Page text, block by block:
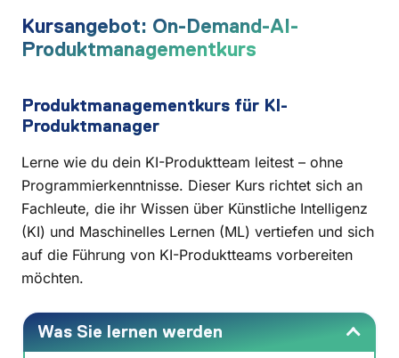
Kursangebot: On-Demand-AI-
Produktmanagementkurs
Produktmanagementkurs für KI-
Produktmanager
Lerne wie du dein KI-Produktteam leitest – ohne
Programmierkenntnisse. Dieser Kurs richtet sich an
Fachleute, die ihr Wissen über Künstliche Intelligenz
(KI) und Maschinelles Lernen (ML) vertiefen und sich
auf die Führung von KI-Produktteams vorbereiten
möchten.
Was Sie lernen werden